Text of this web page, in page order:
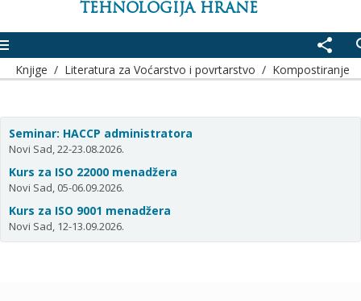
TEHNOLOGIJA HRANE
share
Knjige / Literatura za Voćarstvo i povrtarstvo / Kompostiranje
Seminar: HACCP administratora
Novi Sad, 22-23.08.2026.
Kurs za ISO 22000 menadžera
Novi Sad, 05-06.09.2026.
Kurs za ISO 9001 menadžera
Novi Sad, 12-13.09.2026.